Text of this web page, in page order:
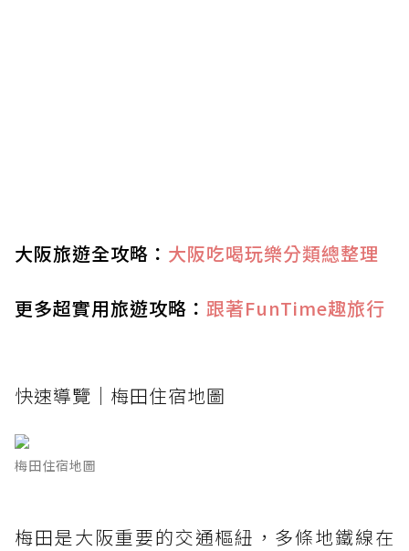
大阪旅遊全攻略： 大阪吃喝玩樂分類總整理
更多超實用旅遊攻略： 跟著FunTime趣旅行
快速導覽｜梅田住宿地圖
梅田住宿地圖
梅田是大阪重要的交通樞紐，多條地鐵線在